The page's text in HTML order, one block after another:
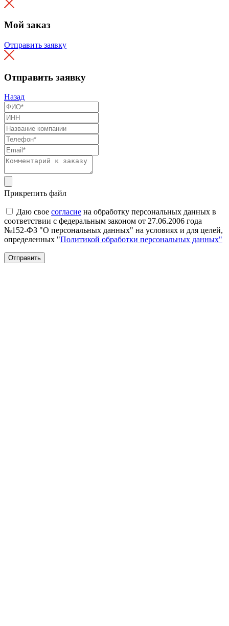
Мой заказ
Отправить заявку
Отправить заявку
Назад
Прикрепить файл
Даю свое согласие на обработку персональных данных в
соответствии с федеральным законом от 27.06.2006 года
№152-ФЗ "О персональных данных" на условиях и для целей,
определенных "Политикой обработки персональных данных"
Отправить